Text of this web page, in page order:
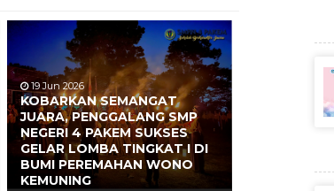
19 Jun 2026
KOBARKAN SEMANGAT
JUARA, PENGGALANG SMP
NEGERI 4 PAKEM SUKSES
GELAR LOMBA TINGKAT I DI
BUMI PEREMAHAN WONO
KEMUNING